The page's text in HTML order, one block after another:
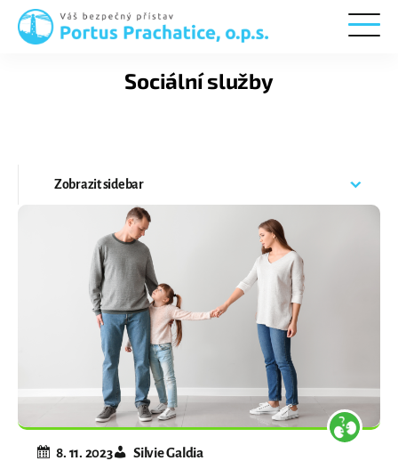
Prachatice
Sociální služby
8. 11. 2023 Silvie Galdia
Zobrazitsidebar